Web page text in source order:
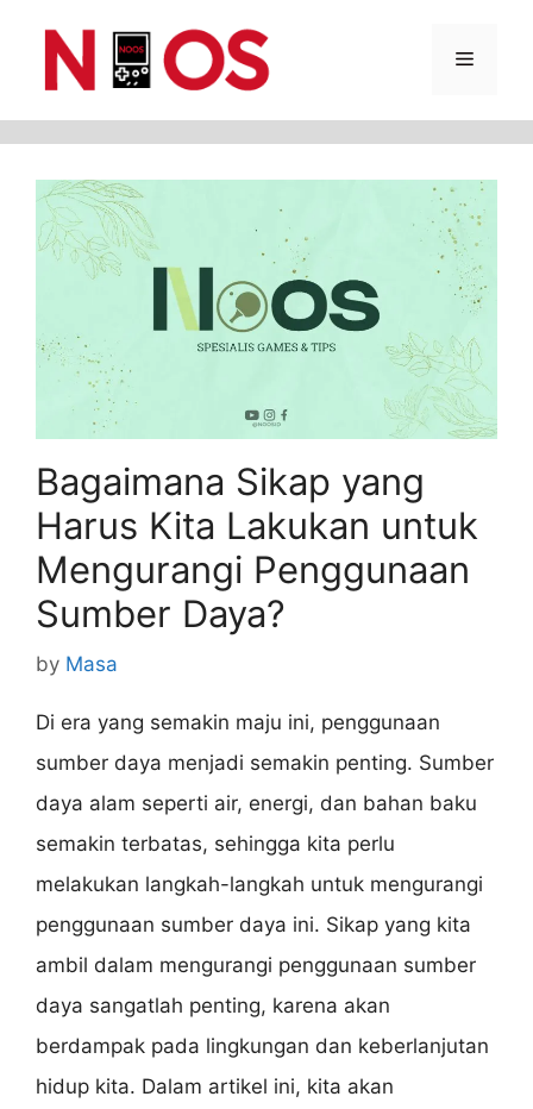
Menu
Bagaimana Sikap yang
Harus Kita Lakukan untuk
Mengurangi Penggunaan
Sumber Daya?
by Masa
Di era yang semakin maju ini, penggunaan
sumber daya menjadi semakin penting. Sumber
daya alam seperti air, energi, dan bahan baku
semakin terbatas, sehingga kita perlu
melakukan langkah-langkah untuk mengurangi
penggunaan sumber daya ini. Sikap yang kita
ambil dalam mengurangi penggunaan sumber
daya sangatlah penting, karena akan
berdampak pada lingkungan dan keberlanjutan
hidup kita. Dalam artikel ini, kita akan